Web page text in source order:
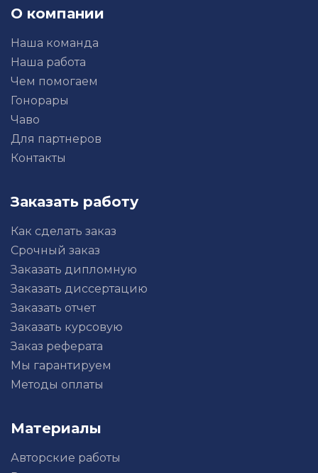
О компании
Наша команда
Наша работа
Чем помогаем
Гонорары
Чаво
Для партнеров
Контакты
Заказать работу
Как сделать заказ
Срочный заказ
Заказать дипломную
Заказать диссертацию
Заказать отчет
Заказать курсовую
Заказ реферата
Мы гарантируем
Методы оплаты
Материалы
Авторские работы